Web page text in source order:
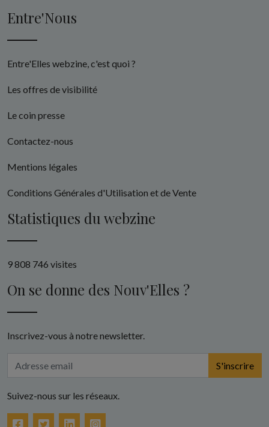
Entre'Nous
Entre'Elles webzine, c'est quoi ?
Les offres de visibilité
Le coin presse
Contactez-nous
Mentions légales
Conditions Générales d'Utilisation et de Vente
Statistiques du webzine
9 808 746 visites
On se donne des Nouv'Elles ?
Inscrivez-vous à notre newsletter.
S'inscrire
Suivez-nous sur les réseaux.
FacebookTwitterLinkedIn